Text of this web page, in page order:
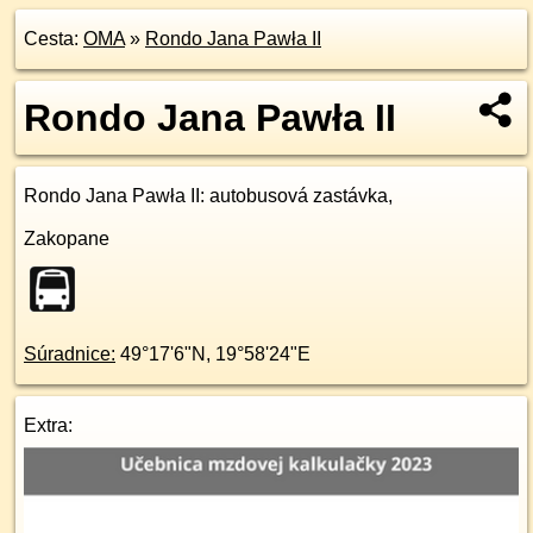
Cesta: OMA» Rondo Jana Pawła II
Rondo Jana Pawła II
Rondo Jana Pawła II : autobusová zastávka,
Zakopane
Súradnice: 49°17'6"N , 19°58'24"E
Extra: